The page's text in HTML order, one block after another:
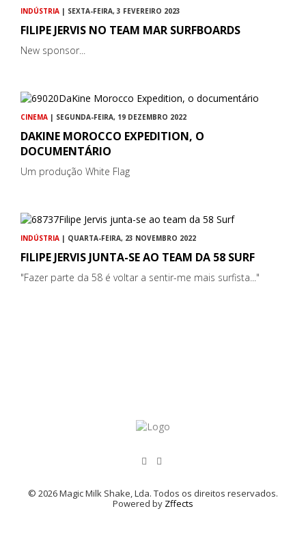
INDÚSTRIA | SEXTA-FEIRA, 3 FEVEREIRO 2023
FILIPE JERVIS NO TEAM MAR SURFBOARDS
New sponsor...
CINEMA | SEGUNDA-FEIRA, 19 DEZEMBRO 2022
DAKINE MOROCCO EXPEDITION, O
DOCUMENTÁRIO
Um produção White Flag
INDÚSTRIA | QUARTA-FEIRA, 23 NOVEMBRO 2022
FILIPE JERVIS JUNTA-SE AO TEAM DA 58 SURF
"Fazer parte da 58 é voltar a sentir-me mais surfista..."
© 2026 Magic Milk Shake, Lda. Todos os direitos reservados.
Powered by Zffects